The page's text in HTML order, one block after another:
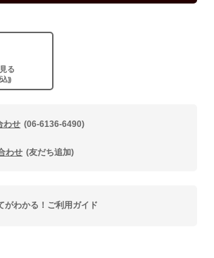
る
))
わせ (06-6136-6490)
わせ (友だち追加)
がわかる！ご利用ガイド